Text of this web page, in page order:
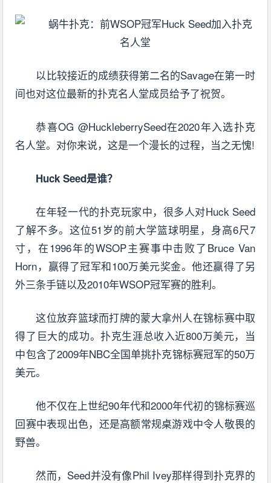
以比较接近的成绩获得第二名的Savage在第一时
间也对这位最新的扑克名人堂成员给予了祝贺。
恭喜OG @HuckleberrySeed在2020年入选扑克
名人堂。对你来说，这是一个漫长的过程，当之无愧!
Huck Seed是谁？
在年轻一代的扑克玩家中，很多人对Huck Seed
了解不多。这位51岁的前大学篮球明星，身高6尺7
寸，在1996年的WSOP主赛事中击败了Bruce Van
Horn，赢得了冠军和100万美元奖金。他还赢得了另
外三条手链以及2010年WSOP冠军赛的胜利。
这位放弃篮球而打牌的蒙大拿州人在锦标赛中取
得了巨大的成功。扑克生涯总收入近800万美元，当
中包含了2009年NBC全国单挑扑克锦标赛冠军的50万
美元。
他不仅在上世纪90年代和2000年代初的锦标赛巡
回赛中表现出色，还是高额常规桌游戏中令人敬畏的
野兽。
然而，Seed并没有像Phil Ivey那样得到扑克界的